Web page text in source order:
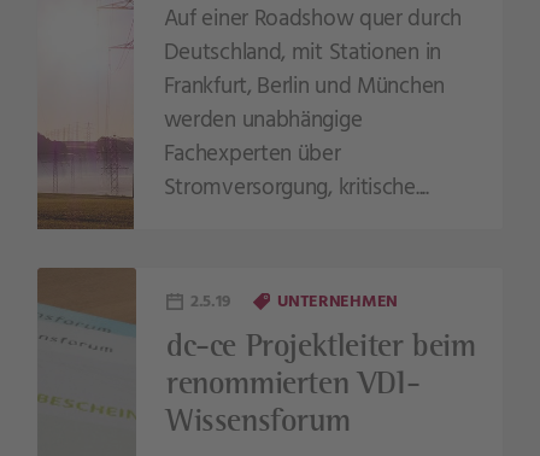
Auf einer Roadshow quer durch
Deutschland, mit Stationen in
Frankfurt, Berlin und München
werden unabhängige
Fachexperten über
Stromversorgung, kritische....
2.5.19 UNTERNEHMEN
dc-ce Projektleiter beim
renommierten VDI-
Wissensforum